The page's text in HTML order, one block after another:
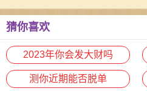
猜你喜欢
2023年你会发大财吗
测你近期能否脱单